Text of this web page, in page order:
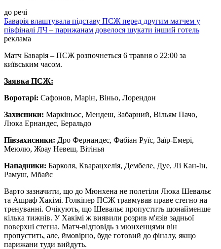
до речі
Баварія влаштувала підставу ПСЖ перед другим матчем у
півфіналі ЛЧ – парижанам довелося шукати інший готель
реклама
Матч Баварія – ПСЖ розпочнеться 6 травня о 22:00 за
київським часом.
Заявка ПСЖ:
Воротарі: Сафонов, Марін, Віньо, Лорендон
Захисники: Маркіньос, Мендеш, Забарний, Вільям Пачо,
Люка Ернандес, Беральдо
Півзахисники: Дро Фернандес, Фабіан Руїс, Заїр-Емері,
Меюлю, Жоау Невеш, Вітінья
Нападники: Барколя, Кварацхелія, Дембеле, Дуе, Лі Кан-Ін,
Рамуш, Мбайє
Варто зазначити, що до Мюнхена не полетіли Люка Шевальє
та Ашраф Хакімі. Голкіпер ПСЖ травмував праве стегно на
тренуванні. Очікують, що Шевальє пропустить щонайменше
кілька тижнів. У Хакімі ж виявили розрив м'язів задньої
поверхні стегна. Матч-відповідь з мюнхенцями він
пропустить, але, ймовірно, буде готовий до фіналу, якщо
парижани туди вийдуть.